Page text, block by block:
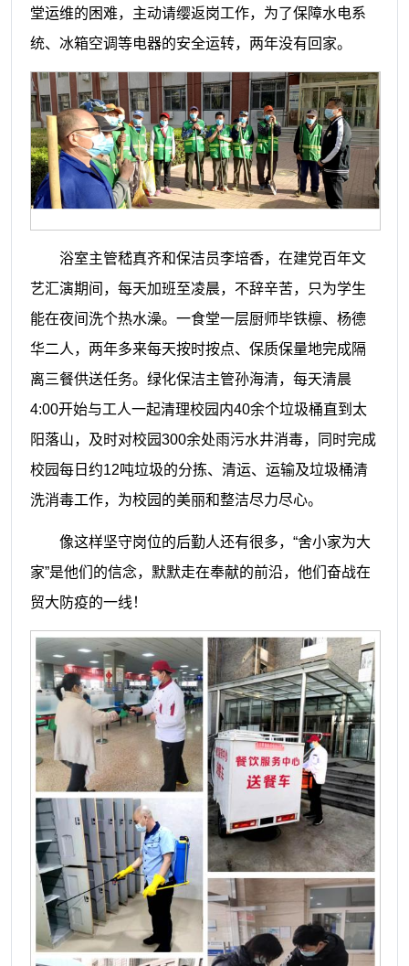
堂运维的困难，主动请缨返岗工作，为了保障水电系
统、冰箱空调等电器的安全运转，两年没有回家。
浴室主管嵇真齐和保洁员李培香，在建党百年文
艺汇演期间，每天加班至凌晨，不辞辛苦，只为学生
能在夜间洗个热水澡。一食堂一层厨师毕铁檩、杨德
华二人，两年多来每天按时按点、保质保量地完成隔
离三餐供送任务。绿化保洁主管孙海清，每天清晨
4:00开始与工人一起清理校园内40余个垃圾桶直到太
阳落山，及时对校园300余处雨污水井消毒，同时完成
校园每日约12吨垃圾的分拣、清运、运输及垃圾桶清
洗消毒工作， 为校园的美丽和整洁尽力尽心。
像这样坚守岗位的后勤人还有很多， “舍小家为大
家”是他们的信念，默默走在奉献的前沿，他们奋战在
贸大防疫的一线！